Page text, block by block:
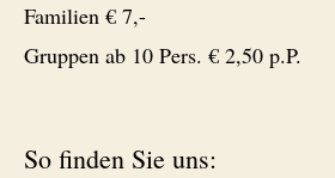
Familien € 7,-
Gruppen ab 10 Pers. € 2,50 p.P.
So finden Sie uns: